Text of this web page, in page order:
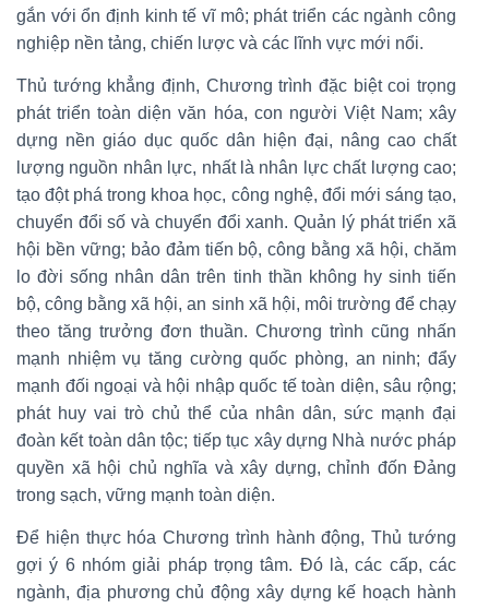
gắn với ổn định kinh tế vĩ mô; phát triển các ngành công
nghiệp nền tảng, chiến lược và các lĩnh vực mới nổi.
Thủ tướng khẳng định, Chương trình đặc biệt coi trọng
phát triển toàn diện văn hóa, con người Việt Nam; xây
dựng nền giáo dục quốc dân hiện đại, nâng cao chất
lượng nguồn nhân lực, nhất là nhân lực chất lượng cao;
tạo đột phá trong khoa học, công nghệ, đổi mới sáng tạo,
chuyển đổi số và chuyển đổi xanh. Quản lý phát triển xã
hội bền vững; bảo đảm tiến bộ, công bằng xã hội, chăm
lo đời sống nhân dân trên tinh thần không hy sinh tiến
bộ, công bằng xã hội, an sinh xã hội, môi trường để chạy
theo tăng trưởng đơn thuần. Chương trình cũng nhấn
mạnh nhiệm vụ tăng cường quốc phòng, an ninh; đẩy
mạnh đối ngoại và hội nhập quốc tế toàn diện, sâu rộng;
phát huy vai trò chủ thể của nhân dân, sức mạnh đại
đoàn kết toàn dân tộc; tiếp tục xây dựng Nhà nước pháp
quyền xã hội chủ nghĩa và xây dựng, chỉnh đốn Đảng
trong sạch, vững mạnh toàn diện.
Để hiện thực hóa Chương trình hành động, Thủ tướng
gợi ý 6 nhóm giải pháp trọng tâm. Đó là, các cấp, các
ngành, địa phương chủ động xây dựng kế hoạch hành